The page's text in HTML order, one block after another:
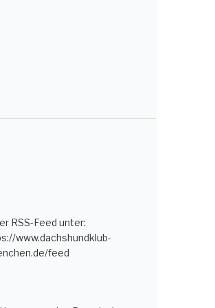
RSS-Feed unter:
www.dachshundklub-
feed